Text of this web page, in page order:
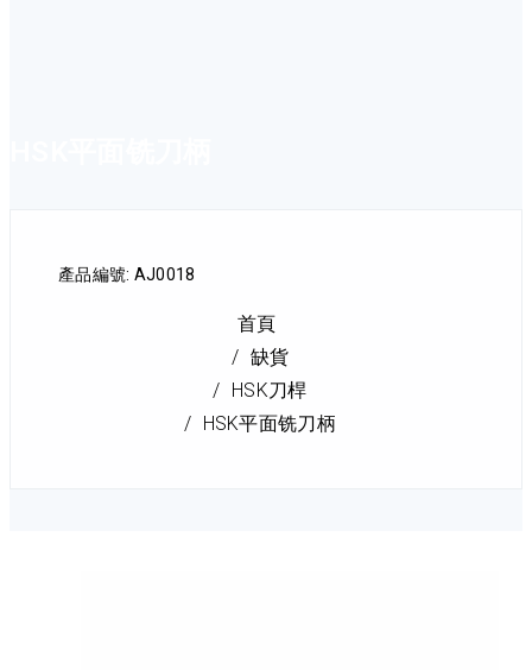
產品編號: AJ0018
首頁
缺貨
HSK刀桿
HSK平面铣刀柄